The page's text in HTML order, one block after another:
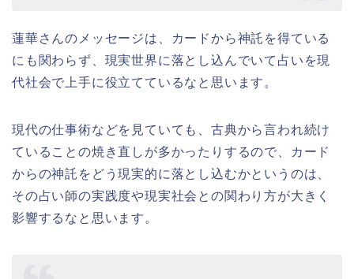
蓮華さんのメッセージは、カードから神託を得ている
にも関わらず、現実世界に落とし込んでいて占いを現
代社会で上手に役立てているなと思います。
現代の仕事術などを見ていても、古典から言われ続け
ていることの焼き直しが多かったりするので、カード
からの神託をどう現実的に落とし込むかというのは、
その占い師の実践度や現実社会との関わり方が大きく
影響するなと思います。